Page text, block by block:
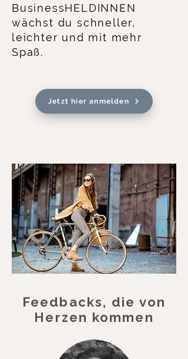
BusinessHELDINNEN
wächst du schneller,
leichter und mit mehr
Spaß.
Jetzt hier anmelden
Feedbacks, die von
Herzen kommen